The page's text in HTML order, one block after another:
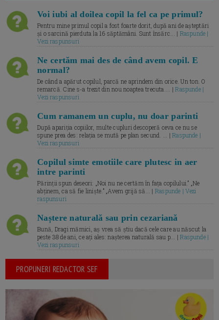
Voi iubi al doilea copil la fel ca pe primul?
Pentru mine primul copil a fost foarte dorit, după ani de așteptări
și o sarcină pierduta la 16 săptămâni. Sunt însărc... | Raspunde |
Vezi raspunsuri
Ne certăm mai des de când avem copil. E
normal?
De când a apărut copilul, parcă ne aprindem din orice. Un ton. O
remarcă. Cine s-a trezit din nou noaptea trecuta.... |Raspunde |
Vezi raspunsuri
Cum ramanem un cuplu, nu doar parinti
După apariția copiilor, multe cupluri descoperă ceva ce nu se
spune prea des: relația se mută pe plan secund. ... |Raspunde |
Vezi raspunsuri
Copilul simte emotiile care plutesc in aer
intre parinti
Părinții spun deseori: „Noi nu ne certăm în fața copilului.” „Ne
abținem, ca să fie liniște.” „Avem grijă să... | Raspunde | Vezi
raspunsuri
Naștere naturală sau prin cezariană
Bună, Dragi mămici, aș vrea să știu dacă cele care au născut la
peste 38 de ani, ce ați ales: nașterea naturală sau p... |Raspunde |
Vezi raspunsuri
PROPUNERI REDACTOR SEF